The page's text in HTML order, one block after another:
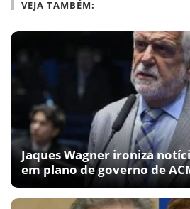
VEJA TAMBÉM:
Jaques Wagner ironiza
em plano de governo de